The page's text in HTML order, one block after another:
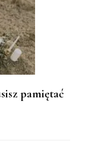
pamiętać